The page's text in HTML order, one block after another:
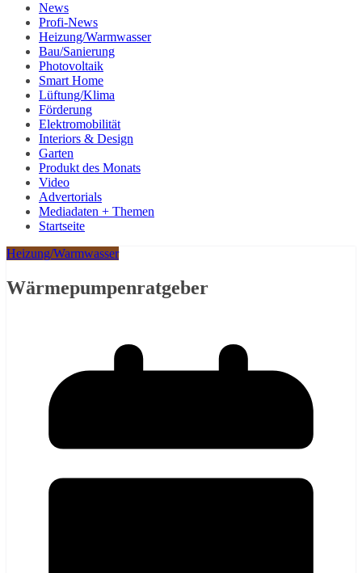
News
Profi-News
Heizung/Warmwasser
Bau/Sanierung
Photovoltaik
Smart Home
Lüftung/Klima
Förderung
Elektromobilität
Interiors & Design
Garten
Produkt des Monats
Video
Advertorials
Mediadaten + Themen
Startseite
Heizung/Warmwasser
Wärmepumpenratgeber